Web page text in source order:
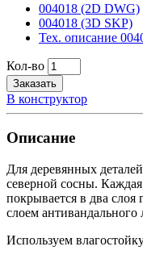
004018 (2D DWG)
004018 (3D SKP)
Тех. описание
Кол-во
Заказать
В конструктор
Описание
Для деревянных
северной сосны.
покрывается в два
слоем антивандального
Используем